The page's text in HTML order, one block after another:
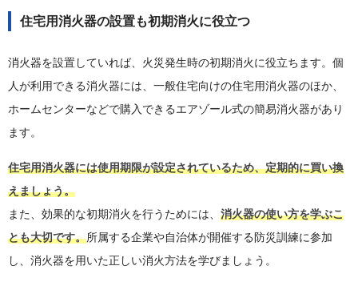
住宅用消火器の設置も初期消火に役立つ
消火器を設置していれば、火災発生時の初期消火に役立ちます。個
人が利用できる消火器には、一般住宅向けの住宅用消火器のほか、
ホームセンターなどで購入できるエアゾール式の簡易消火器があり
ます。
住宅用消火器には使用期限が設定されているため、定期的に買い換
えましょう。
また、効果的な初期消火を行うためには、 消火器の使い方を学ぶこ
とも大切です。所属する企業や自治体が開催する防災訓練に参加
し、消火器を用いた正しい消火方法を学びましょう。